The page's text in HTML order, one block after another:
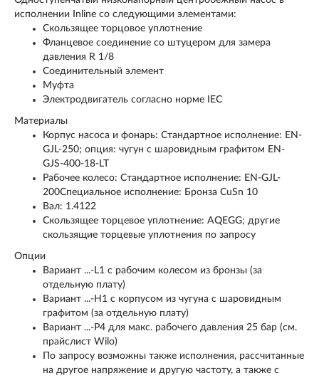
исполнении Inline со следующими элементами:
Скользящее торцовое уплотнение
Фланцевое соединение со штуцером для замера
давления R 1 /8
Соединительный элемент
Муфта
Электродвигатель согласно норме IEC
Материалы
Корпус насоса и фонарь: Стандартное исполнение: EN-
GJL-250; опция: чугун с шаровидным графитом EN-
GJS-400-18-LT
Рабочее колесо: Стандартное исполнение: EN-GJL-
200Специальное исполнение: Бронза CuSn 10
Вал: 1.4122
Скользящее торцевое уплотнение: AQEGG; другие
скользящие торцевые уплотнения по запросу
Опции
Вариант ...-L1 с рабочим колесом из бронзы (за
отдельную плату)
Вариант ...-H1 с корпусом из чугуна с шаровидным
графитом (за отдельную плату)
Вариант ...-P4 для макс. рабочего давления 25 бар (см.
прайслист Wilo)
По запросу возможны также исполнения, рассчитанные
на другое напряжение и другую частоту, а также с